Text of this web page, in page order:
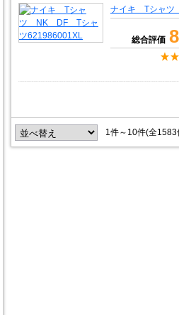
ナイキ Tシャ
総合評価
1件～10件(全